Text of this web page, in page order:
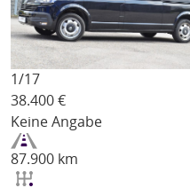
1/17
38.400 €
Keine Angabe
87.900 km